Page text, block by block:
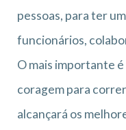
pessoas, para ter
funcionários,
O mais importante
coragem para
alcançará os